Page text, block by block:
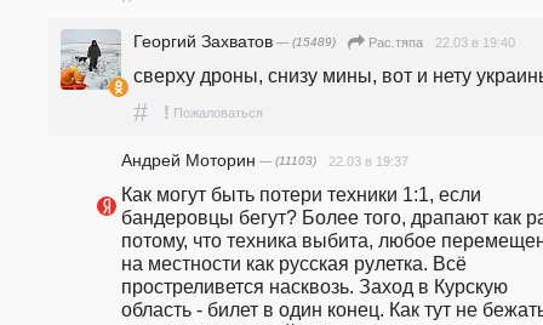
Георгий Захватов — (15489) Рас.тяпа 22.03 в 19:40
сверху дроны, снизу мины, вот и нету
# ! Пожаловаться
Андрей Моторин — (11103) 22.03 в 19:37
Как могут быть потери техники 1:1, если
бандеровцы бегут? Более того, драпают как
потому, что техника выбита, любое
на местности как русская рулетка. Всё
простреливется насквозь. Заход в Курскую
область - билет в один конец. Как тут не